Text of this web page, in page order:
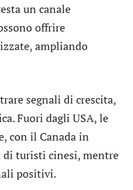
un canale
offrire
ampliando
segnali di crescita,
Fuori dagli USA, le
con il Canada in
di turisti cinesi, mentre
positivi.